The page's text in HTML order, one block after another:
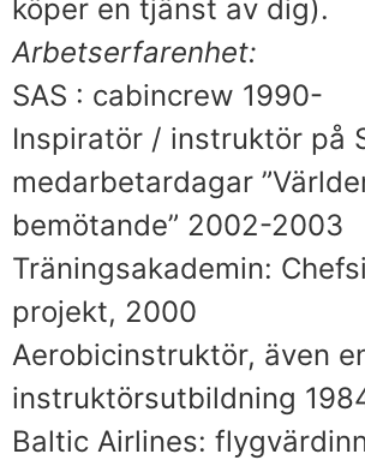
köper en tjänst av dig).
Arbetserfarenhet:
SAS : cabincrew 1990-
Inspiratör / instruktör på
medarbetardagar
bemötande” 2002-2003
Träningsakademin:
projekt, 2000
Aerobicinstruktör, även
instruktörsutbildning
Baltic Airlines: